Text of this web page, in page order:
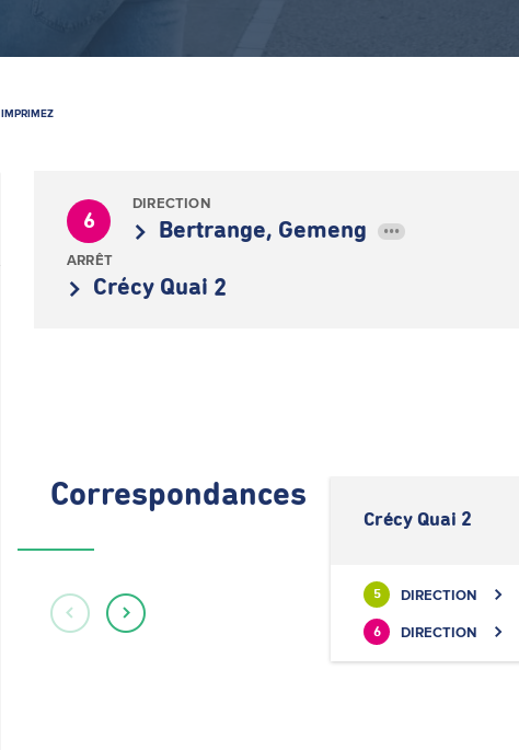
IMPRIMEZ
6
DIRECTION
Bertrange, Gemeng •••
ARRÊT
Crécy Quai 2
Correspondances
Crécy Quai 2
5 DIRECTION
6 DIRECTION